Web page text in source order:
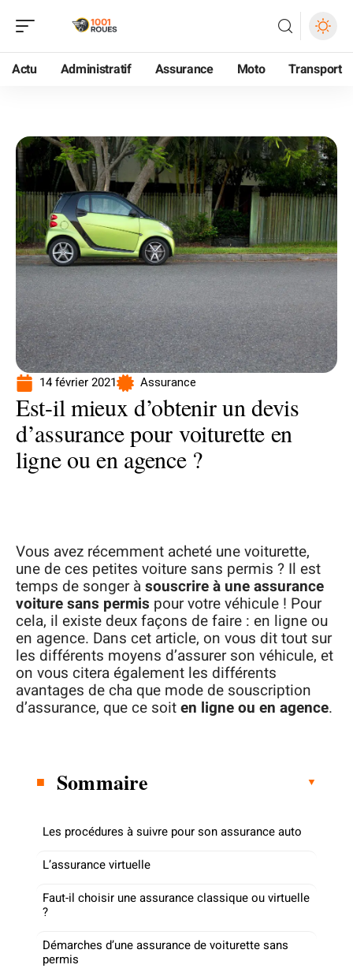
Actu Administratif Assurance Moto Transport
14 février 2021 Assurance
Est-il mieux d’obtenir un devis
d’assurance pour voiturette en
ligne ou en agence ?
Vous avez récemment acheté une voiturette,
une de ces petites voiture sans permis ? Il est
temps de songer àsouscrire à une assurance
voiture sans permis pour votre véhicule ! Pour
cela, il existe deux façons de faire : en ligne ou
en agence. Dans cet article, on vous dit tout sur
les différents moyens d’assurer son véhicule, et
on vous citera également les différents
avantages de cha que mode de souscription
d’assurance, que ce soiten ligne ou en agence.
Sommaire
Les procédures à suivre pour son assurance auto
L’assurance virtuelle
Faut-il choisir une assurance classique ou virtuelle
?
Démarches d’une assurance de voiturette sans
permis